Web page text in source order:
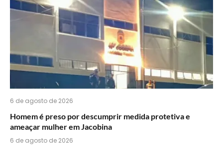
6 de agosto de 2026
Homem é preso por descumprir medida protetiva e
ameaçar mulher em Jacobina
6 de agosto de 2026